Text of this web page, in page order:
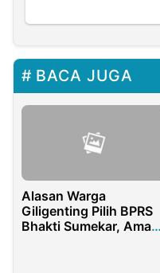
BACA JUGA
Alasan Warga
Giligenting Pilih BPRS
Bhakti Sumekar, Aman